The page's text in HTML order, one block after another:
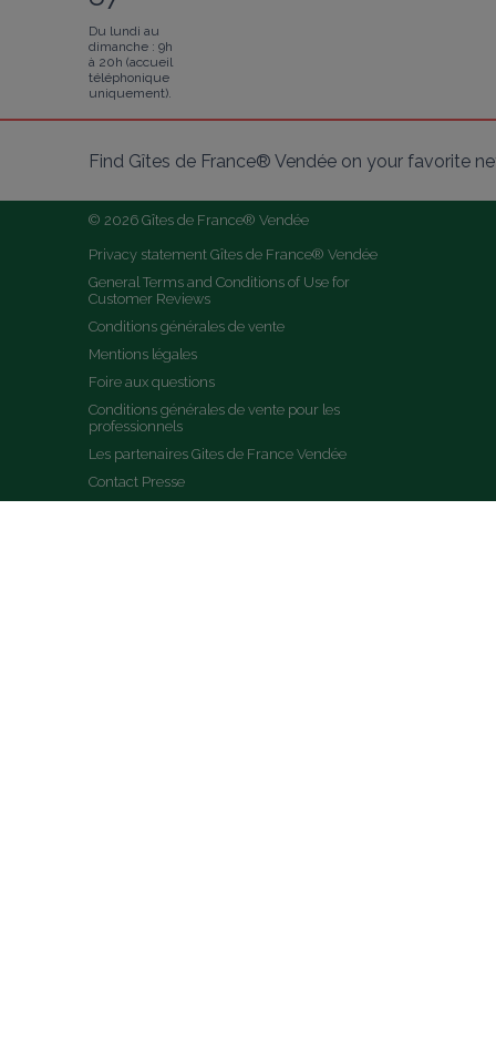
Du lundi au
dimanche : 9h
à 20h (accueil
téléphonique
uniquement).
Find Gîtes de France® Vendée on your favorite
© 2026 Gîtes de France® Vendée
Privacy statement Gîtes de France® Vendée
General Terms and Conditions of Use for
Customer Reviews
Conditions générales de vente
Mentions légales
Foire aux questions
Conditions générales de vente pour les
professionnels
Les partenaires Gites de France Vendée
Contact Presse